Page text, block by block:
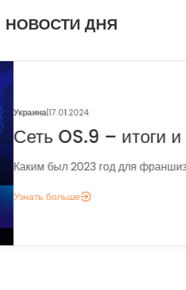
НОВОСТИ ДНЯ
Поговорим о
франчайзинга?
Если задумались над
аналитика?», вот несколько
понять, зачем вам это нужно.